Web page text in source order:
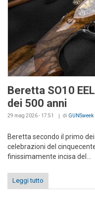
Beretta SO10
dei 500 anni
29 mag 2026 - 17:51 di GUNSweek
Beretta secondo il primo
celebrazioni del
finissimamente incisa del...
Leggi tutto